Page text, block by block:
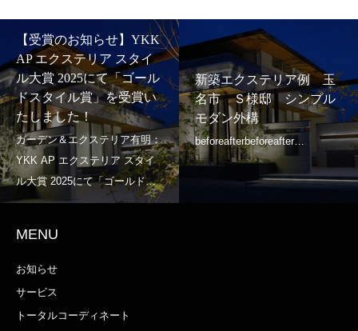
【受賞のお知らせ】YKK
AP エクステリア スタイ
ル大賞 2025にて「ゴール
ドスタイル賞」を受賞い
たしました！
新築エクステリア例 玉
名市 Ｓ様邸 シンプル
モダン外構
MENU
お知らせ
サービス
トータルコーディネート